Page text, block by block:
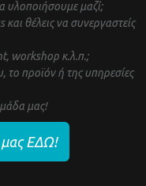
υλοποιήσουμε μαζί;
θέλεις να συνεργαστείς
workshop κ.λ.π.;
το προϊόν ή της υπηρεσίες
μας!
μας ΕΔΩ!